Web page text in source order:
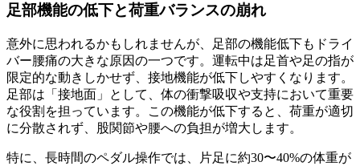
足部機能の低下と荷重バランスの崩れ
意外に思われるかもしれませんが、足部の機能低下もドライ
バー腰痛の大きな原因の一つです。運転中は足首や足の指が
限定的な動きしかせず、接地機能が低下しやすくなります。
足部は「接地面」として、体の衝撃吸収や支持において重要
な役割を担っています。この機能が低下すると、荷重が適切
に分散されず、股関節や腰への負担が増大します。
特に、長時間のペダル操作では、片足に約30〜40%の体重が